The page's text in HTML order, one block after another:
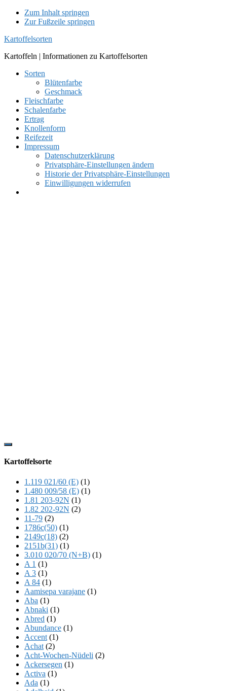
Zum Inhalt springen
Zur Fußzeile springen
Kartoffelsorten
Kartoffeln | Informationen zu Kartoffelsorten
Sorten
Blütenfarbe
Geschmack
Fleischfarbe
Schalenfarbe
Ertrag
Knollenform
Reifezeit
Impressum
Datenschutzerklärung
Privatsphäre-Einstellungen ändern
Historie der Privatsphäre-Einstellungen
Einwilligungen widerrufen
Show
Content
Kartoffelsorte
1.119 021/60 (E) (1)
1.480 009/58 (E) (1)
1.81 203-92N (1)
1.82 202-92N (2)
11-79 (2)
1786c(50) (1)
2149c(18) (2)
2151b(31) (1)
3.010 020/70 (N+B) (1)
A 1 (1)
A 3 (1)
A 84 (1)
Aamisepa varajane (1)
Aba (1)
Abnaki (1)
Abred (1)
Abundance (1)
Accent (1)
Achat (2)
Acht-Wochen-Nüdeli (2)
Ackersegen (1)
Activa (1)
Ada (1)